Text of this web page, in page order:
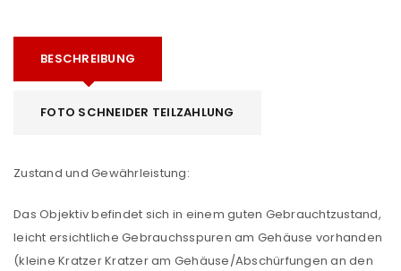
BESCHREIBUNG
FOTO SCHNEIDER TEILZAHLUNG
Zustand und Gewährleistung:
Das Objektiv befindet sich in einem guten Gebrauchtzustand,
leicht ersichtliche Gebrauchsspuren am Gehäuse vorhanden
(kleine Kratzer Kratzer am Gehäuse/Abschürfungen an den